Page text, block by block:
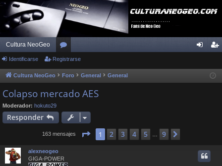
Cultura NeoGeo
or
os ist
Identificarse Registrarse
Cultura NeoGeo Foro General General
Colapso mercado AES
Moderador: hokuto29
Responder
163 mensajes Página de 9
1 2 3 4 5 … 9
alexneogeo
GIGA-POWER